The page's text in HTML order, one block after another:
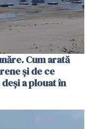
Cum arată
și de ce
a plouat în